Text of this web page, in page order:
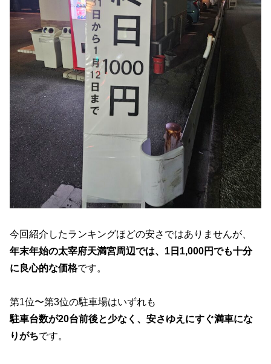
今回紹介したランキングほどの安さではありませんが、
年末年始の太宰府天満宮周辺では、1日1,000円でも十分
に良心的な価格です。
第1位〜第3位の駐車場はいずれも
駐車台数が20台前後と少なく、安さゆえにすぐ満車にな
りがちです。